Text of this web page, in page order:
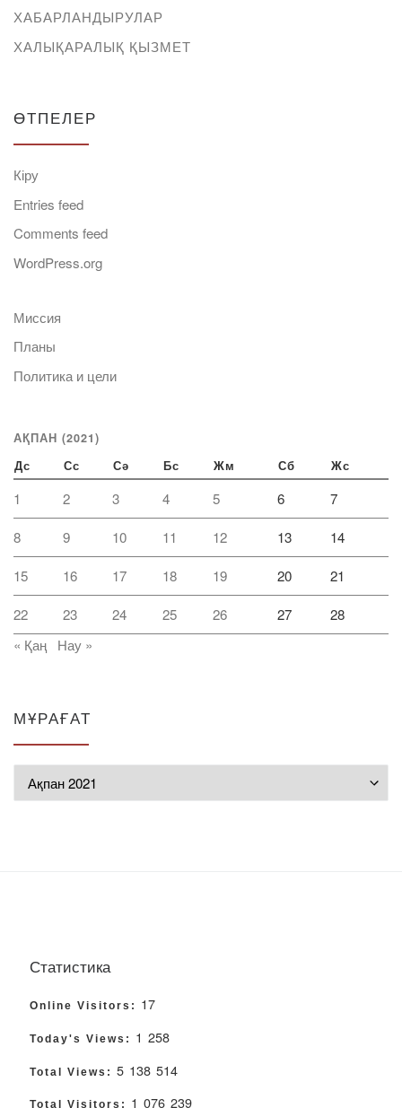
ХАБАРЛАНДЫРУЛАР
ХАЛЫҚАРАЛЫҚ ҚЫЗМЕТ
ӨТПЕЛЕР
Кіру
Entries feed
Comments feed
WordPress.org
Миссия
Планы
Политика и цели
АҚПАН (2021)
Дс Сс Сә Бс Жм Сб Жс
1 2 3 4 5 6 7
8 9 10 11 12 13 14
15 16 17 18 19 20 21
22 23 24 25 26 27
28
« Қаң
Нау »
МҰРАҒАТ
Статистика
Online Visitors: 17
Today's Views: 1 258
Total Views: 5 138 514
Total Visitors: 1 076 239